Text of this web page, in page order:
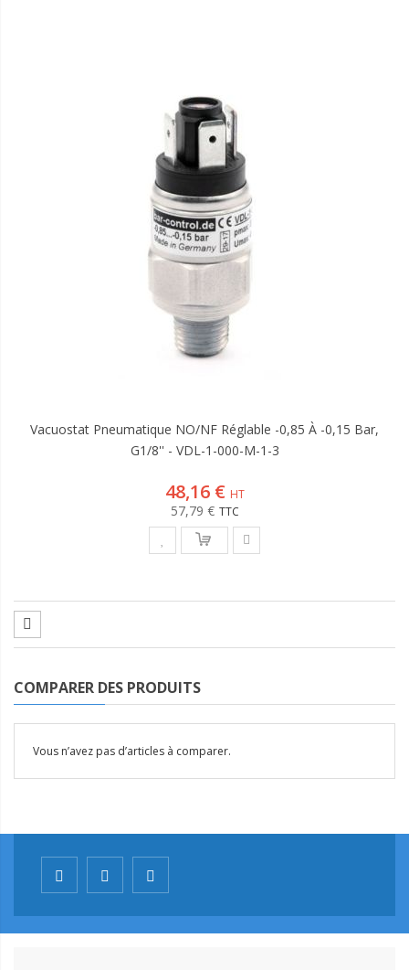
Vacuostat Pneumatique NO/NF Réglable -0,85 À -0,15 Bar,
G1/8'' - VDL-1-000-M-1-3
57,79 €
48,16 €
COMPARER DES PRODUITS
Vous n’avez pas d’articles à comparer.